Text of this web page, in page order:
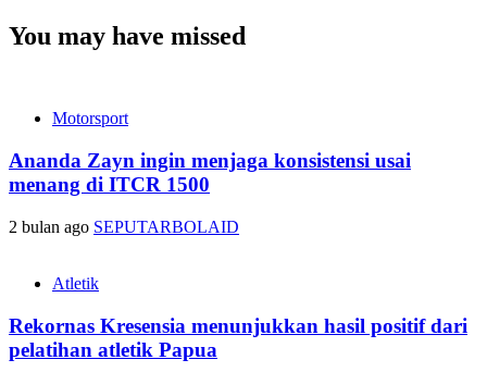
You may have missed
Motorsport
Ananda Zayn ingin menjaga konsistensi usai
menang di ITCR 1500
2 bulan ago SEPUTARBOLAID
Atletik
Rekornas Kresensia menunjukkan hasil positif dari
pelatihan atletik Papua